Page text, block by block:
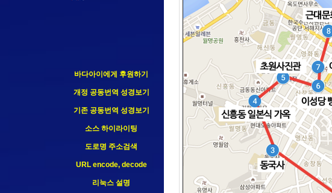
바다아이에게 후원하기
개정 공동번역 성경보기
기존 공동번역 성경보기
소스 하이라이팅
도로명 주소검색
URL encode, decode
리눅스 설명